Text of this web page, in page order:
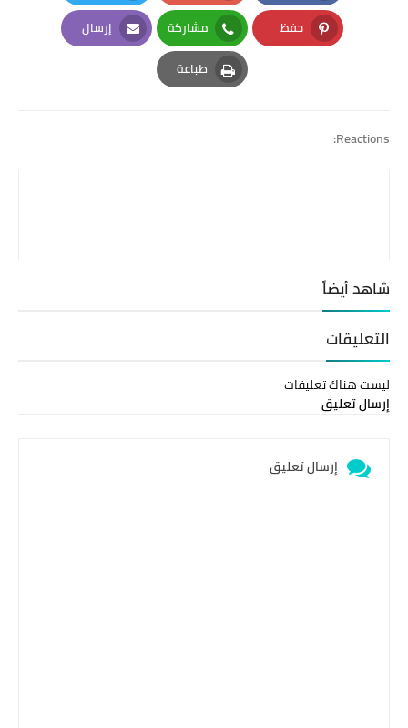
Facebook
Google Plus
Twitter
حفظ
Pinterest
مشاركة
Whatsapp
إرسال
Email
طباعة
Print
Reactions:
شاهد أيضاً
التعليقات
ليست هناك تعليقات
إرسال تعليق
إرسال تعليق